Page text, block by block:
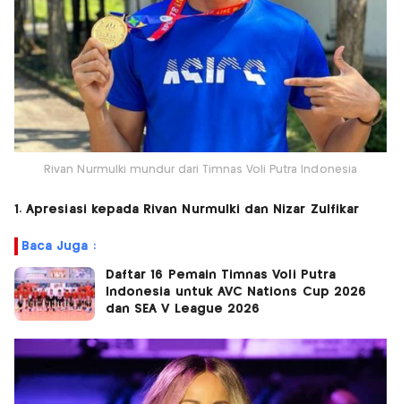
Rivan Nurmulki mundur dari Timnas Voli Putra Indonesia
1. Apresiasi kepada Rivan Nurmulki dan Nizar Zulfikar
Baca Juga :
Daftar 16 Pemain Timnas Voli Putra
Indonesia untuk AVC Nations Cup 2026
dan SEA V League 2026